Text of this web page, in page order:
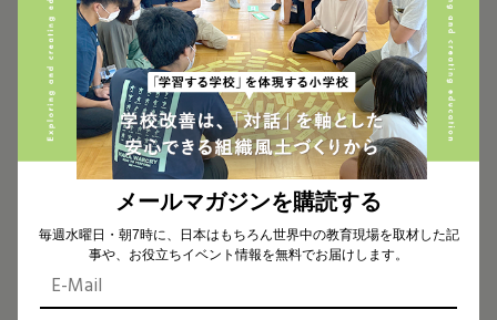
このような授業を、学年8つの全クラスで実施できた
のは、一緒にチームを組んでいる先生の協力があっ
たからこそだと思っています。
その他にも、教科書のテーマが「インド」であれば、イ
ンドにルーツのある方からお話を聞いたり、「原爆」が
テーマであれば広島原爆記念資料館とつないだり、
資料や映像をお借りして「ミニ資料館」を学校内に設
置したりしました。
メールマガジンを購読する
毎週水曜日・朝7時に、日本はもちろん世界中の教育現場を取材した記
事や、お役立ちイベント情報を無料でお届けします。